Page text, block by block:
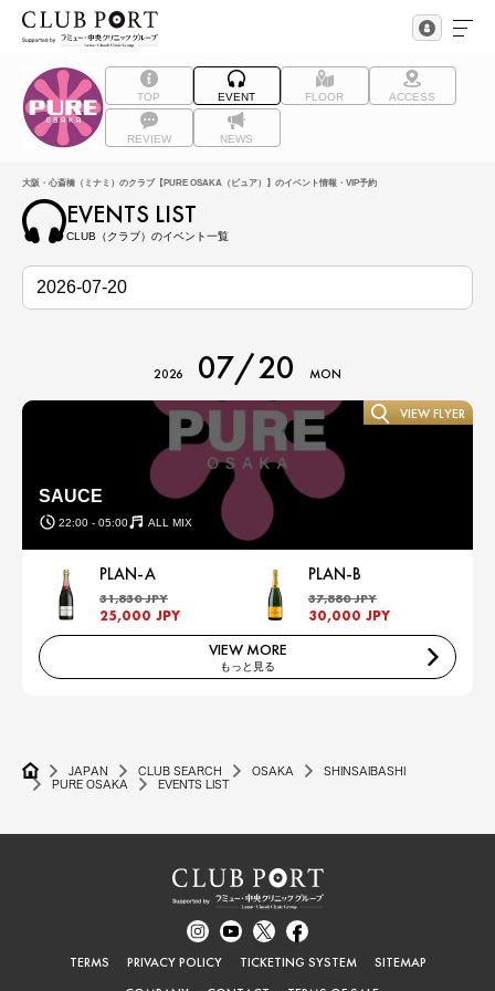
TOP EVENT FLOOR ACCESS
REVIEW NEWS
大阪・心斎橋（ミナミ）のクラブ【PURE OSAKA（ピュア）】のイベント情報・VIP予約
EVENTS LIST
CLUB（クラブ）のイベント一覧
2026 07/20 MON
SAUCE
22:00 - 05:00 ALL MIX
VIEW FLYER
PLAN-A
31,830 JPY
25,000 JPY
PLAN-B
37,880 JPY
30,000 JPY
VIEW MORE
もっと見る
JAPAN CLUB SEARCH OSAKA
SHINSAIBASHI
PURE OSAKA
EVENTS LIST
TERMS PRIVACY POLICY TICKETING SYSTEM
SITEMAP